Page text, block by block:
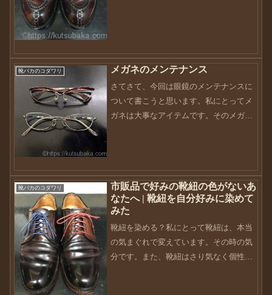
靴バカのコダワリ メガネのメンテナンス
さてさて、今回は眼鏡のメンテナンスに
ついて書こうと思います。私にとってメ
ガネは大事なアイテムです。そのメガネ
いっても過言ではないはず。...
靴バカのコダワリ
市販品で好みの靴紐の色がないあ
なたへ | 靴紐を自分好みに染めて
みた
靴紐を染める？私にとって靴紐は、本当
の気まぐれで変えています。その時の気
分です。また、靴紐はさり気なく個性を